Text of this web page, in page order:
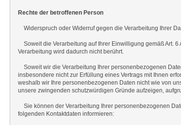
Rechte der betroffenen Person
Widerspruch oder Widerruf gegen die Verarbeitung Ihrer
Soweit die Verarbeitung auf Ihrer Einwilligung gemäß Art.
Verarbeitung wird dadurch nicht berührt.
Soweit wir die Verarbeitung Ihrer personenbezogenen
insbesondere nicht zur Erfüllung eines Vertrags mit Ihnen
weshalb wir Ihre personenbezogenen Daten nicht wie von
unsere zwingenden schutzwürdigen Gründe aufzeigen,
Sie können der Verarbeitung Ihrer personenbezogenen
folgenden Kontaktdaten informieren: